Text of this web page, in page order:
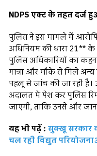
NDPS एक्ट के तहत दर्ज
पुलिस ने इस मामले में
अधिनियम की धारा 21** के
पुलिस अधिकारियों का
मात्रा और मौके से मिले
पहलू से जांच की जा रही है।
अदालत में पेश कर पुलिस
जाएगी, ताकि उनसे और
यह भी पढ़ें : सुक्खू सरकार
चल रही विद्युत